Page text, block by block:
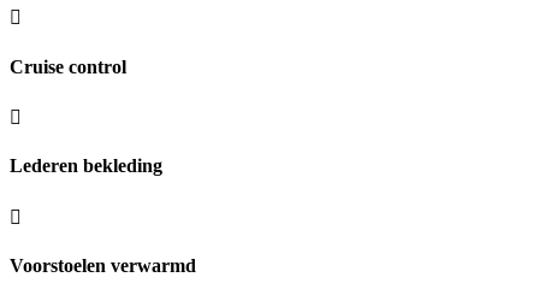
Cruise control
Lederen bekleding
Voorstoelen verwarmd